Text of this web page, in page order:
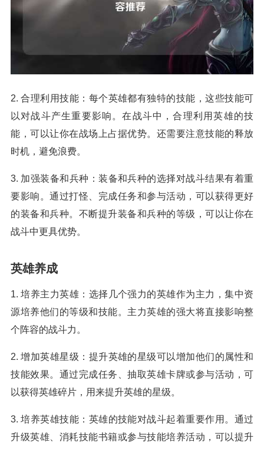
2. 合理利用技能：每个英雄都有独特的技能，这些技能可
以对战斗产生重要影响。在战斗中，合理利用英雄的技
能，可以让你在战场上占据优势。还需要注意技能的释放
时机，避免浪费。
3. 加强装备和兵种：装备和兵种的选择对战斗结果有着重
要影响。通过打怪、完成任务和参与活动，可以获得更好
的装备和兵种。不断提升装备和兵种的等级，可以让你在
战斗中更具优势。
英雄养成
1. 培养主力英雄：选择几个强力的英雄作为主力，集中资
源培养他们的等级和技能。主力英雄的强大将直接影响整
个阵容的战斗力。
2. 增加英雄星级：提升英雄的星级可以增加他们的属性和
技能效果。通过完成任务、抽取英雄卡牌或参与活动，可
以获得英雄碎片，用来提升英雄的星级。
3. 培养英雄技能：英雄的技能对战斗起着重要作用。通过
升级英雄、消耗技能书籍或参与技能培养活动，可以提升